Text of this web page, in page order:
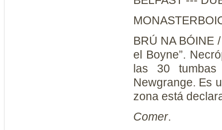
BRÚ NA BÓINE
el Boyne”.
las 30
Newgrange. Es
zona está
Comer.